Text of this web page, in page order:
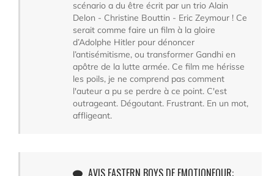
scénario a du être écrit par un trio Alain
Delon - Christine Bouttin - Eric Zeymour ! Ce
serait comme faire un film à la gloire
d’Adolphe Hitler pour dénoncer
l’antisémitisme, ou transformer Gandhi en
apôtre de la lutte armée. Ce film me hérisse
les poils, je ne comprend pas comment
l'auteur a pu se perdre à ce point. C'est
outrageant. Dégoutant. Frustrant. En un mot,
affligeant.